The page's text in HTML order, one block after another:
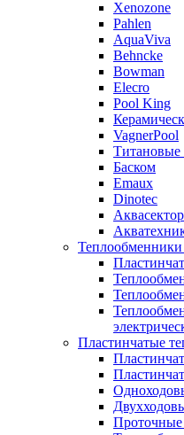
Xenozone
Pahlen
AquaViva
Behncke
Bowman
Elecro
Pool King
VagnerPool
Титановые
Баском
Emaux
Dinotec
Аквасектор
Теплообменники
Пластинчатые
Проточные